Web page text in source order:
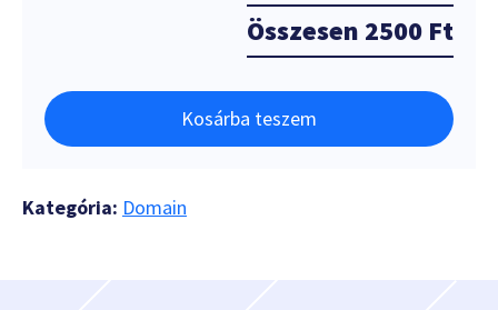
Összesen 2500 Ft
Kosárba teszem
Kategória: Domain